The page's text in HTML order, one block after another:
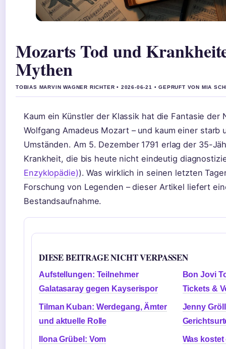
Mozarts Tod und
Mythen
TOBIAS MARVIN WAGNER RICHTER • 2026-06-21 • GEPRUFT VON MIA
Kaum ein Künstler der Klassik hat die Fantasie der
Wolfgang Amadeus Mozart – und kaum einer starb
Umständen. Am 5. Dezember 1791 erlag der 35-
Krankheit, die bis heute nicht eindeutig
Enzyklopädie)). Was wirklich in seinen letzten
Forschung von Legenden – dieser Artikel liefert
Bestandsaufnahme.
DIESE BEITRAGE NICHT VERPASSEN
Aufstellungen: Teilnehmer
Galatasaray gegen Kayserispor
Bon Jovi
Tickets &
Tilman Kuban: Werdegang, Ämter
und aktuelle Rolle
Jenny
Ilona Grübel: Vom
Was kostet